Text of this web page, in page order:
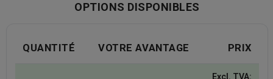
OPTIONS DISPONIBLES
QUANTITÉ VOTRE AVANTAGE PRIX
Excl. TVA: